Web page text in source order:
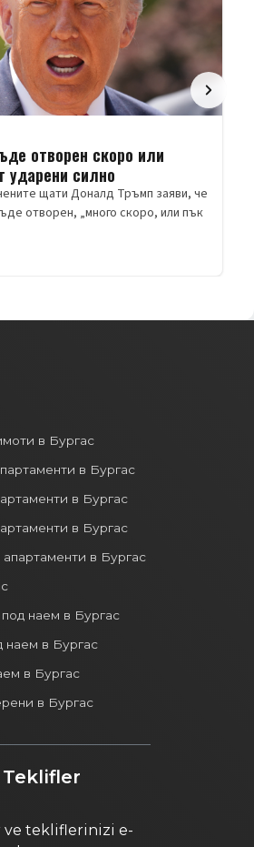
отворен скоро или
ударени силно
щати Доналд Тръмп заяви, че
отворен, „много скоро, или пък
в Бургас
в Бургас
в Бургас
в Бургас
в Бургас
наем в Бургас
наем в Бургас
в Бургас
в Бургас
ve tekliflerinizi e-